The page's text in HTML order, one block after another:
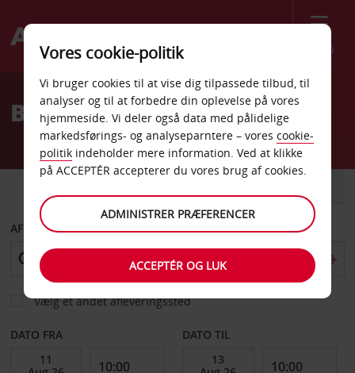
Menu
Welcome
AvisBilleje Boynton Beach
AFHENT FRA
Vælg et andet afleveringssted
DATO FRA DATO TIL
Vores cookie-politik
Vi bruger cookies til at vise dig tilpassede tilbud, til
analyser og til at forbedre din oplevelse på vores
hjemmeside. Vi deler også data med pålidelige
markedsførings- og analyseparntere – vores cookie-
politik indeholder mere information. Ved at klikke
på ACCEPTÉR accepterer du vores brug af cookies.
ADMINISTRER PRÆFERENCER
ACCEPTÉR OG LUK